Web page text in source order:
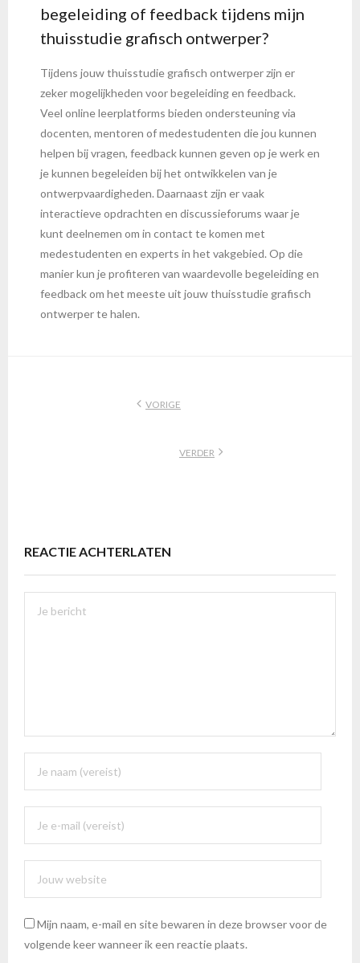
begeleiding of feedback tijdens mijn
thuisstudie grafisch ontwerper?
Tijdens jouw thuisstudie grafisch ontwerper zijn er
zeker mogelijkheden voor begeleiding en feedback.
Veel online leerplatforms bieden ondersteuning via
docenten, mentoren of medestudenten die jou kunnen
helpen bij vragen, feedback kunnen geven op je werk en
je kunnen begeleiden bij het ontwikkelen van je
ontwerpvaardigheden. Daarnaast zijn er vaak
interactieve opdrachten en discussieforums waar je
kunt deelnemen om in contact te komen met
medestudenten en experts in het vakgebied. Op die
manier kun je profiteren van waardevolle begeleiding en
feedback om het meeste uit jouw thuisstudie grafisch
ontwerper te halen.
VORIGE
VERDER
REACTIE ACHTERLATEN
Mijn naam, e-mail en site bewaren in deze browser voor de
volgende keer wanneer ik een reactie plaats.